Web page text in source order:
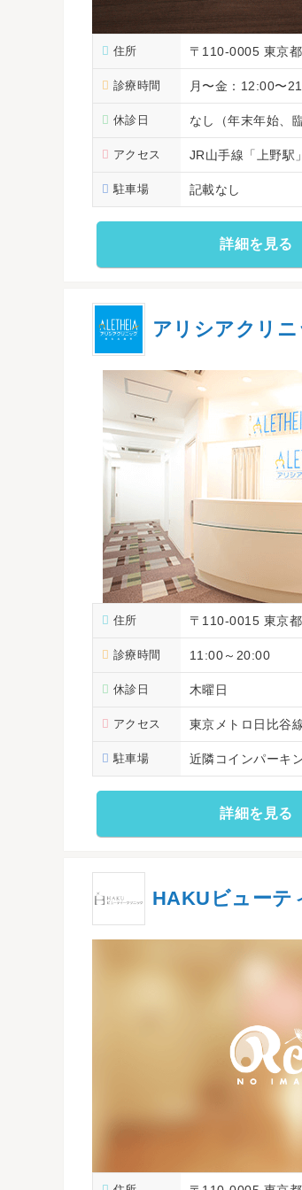
住所 〒110-0005 東京
診療時間 月〜金：12:00〜
休診日 なし（年末年始、
アクセス JR山手線「上野駅
駐車場 記載なし
詳細を見る
アリシアクリ
住所 〒110-0015 東京
診療時間 11:00～20:00
休診日 木曜日
アクセス 東京メトロ日比谷
駐車場 近隣コインパーキ
詳細を見る
HAKUビューテ